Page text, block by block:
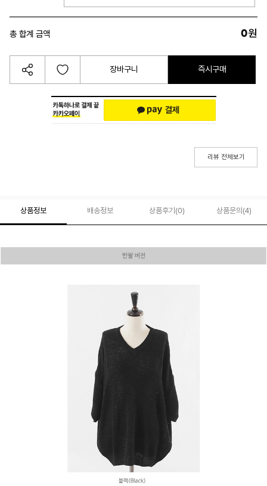
총 합계 금액 0원
장바구니 즉시구매
리뷰 전체보기
상품정보 배송정보 상품후기(0) 상품문의 (4)